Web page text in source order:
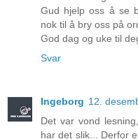
Gud hjelp oss å se
nok til å bry oss på
God dag og uke til
Svar
Ingeborg 12.
Det var vond
har det slik... Derfor